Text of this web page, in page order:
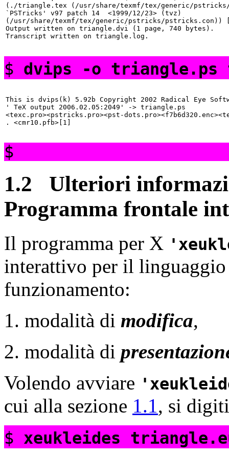
(./triangle.tex (/usr/share/texmf/tex/generic/
`PSTricks' v97 patch 14  <1999/12/23> (tvz)
(/usr/share/texmf/tex/generic/pstricks/pstricks.con))
Output written on triangle.dvi (1 page, 740 bytes).
$ dvips -o triangle.ps
This is dvips(k) 5.92b Copyright 2002 Radical Eye
' TeX output 2006.02.05:2049' -> triangle.ps
<texc.pro><pstricks.pro><pst-
$
1.2 Ulteriori
Programma frontale
Il programma per X
interattivo per il
funzionamento:
modalità di modifica,
modalità di
Volendo avviare
cui alla sezione 1.1 , si
$ xeukleides